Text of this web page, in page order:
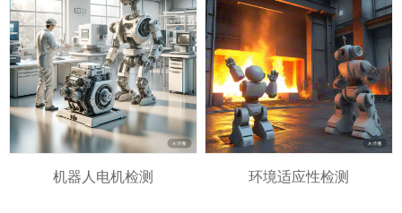
机器人电机检测 环境适应性检测